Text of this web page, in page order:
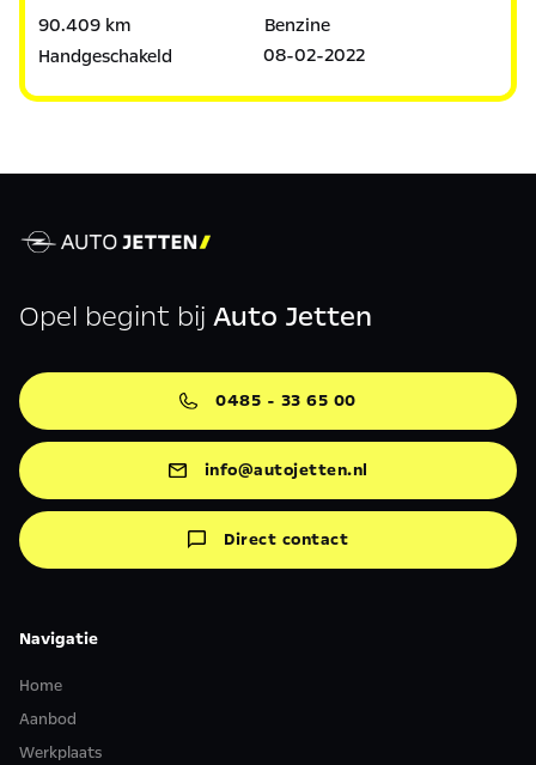
90.409 km
Benzine
Handgeschakeld
08-02-2022
Opel begint bijAuto Jetten
0485 - 33 65 00
info@autojetten.nl
Direct contact
Navigatie
Home
Aanbod
Werkplaats